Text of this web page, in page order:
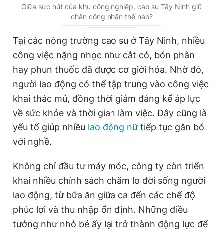
Giữa sức hút của khu công nghiệp, cao su Tây Ninh giữ
chân công nhân thế nào?
Tại các nông trường cao su ở Tây Ninh, nhiều
công việc nặng nhọc như cắt cỏ, bón phân
hay phun thuốc đã được cơ giới hóa. Nhờ đó,
người lao động có thể tập trung vào công việc
khai thác mủ, đồng thời giảm đáng kể áp lực
về sức khỏe và thời gian làm việc. Đây cũng là
yếu tố giúp nhiều lao động nữtiếp tục gắn bó
với nghề.
Không chỉ đầu tư máy móc, công ty còn triển
khai nhiều chính sách chăm lo đời sống người
lao động, từ bữa ăn giữa ca đến các chế độ
phúc lợi và thu nhập ổn định. Những điều
tưởng như nhỏ bé ấy lại trở thành động lực để